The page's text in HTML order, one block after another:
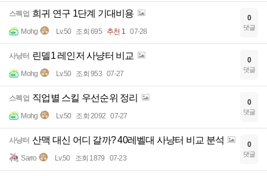
스펙업 희귀 연구 1단계 기대비용
Mohg Lv.50 조회 695 추천 1 07-28
0
댓글
사냥터 린델1 레인저 사냥터 비교
Mohg Lv.50 조회 953 07-27
0
댓글
스펙업 직업별 스킬 우선순위 정리
Mohg Lv.50 조회 2092 07-27
0
댓글
사냥터 산맥 대신 어디 갈까? 40레벨대 사냥터 비교 분석
Sarro Lv.50 조회 1879 07-23
0
댓글